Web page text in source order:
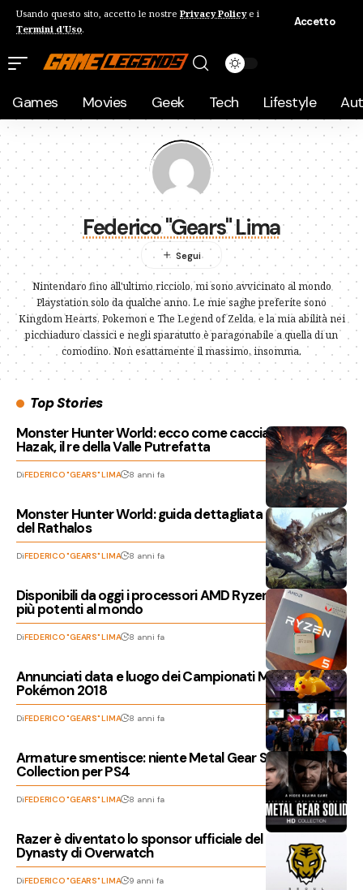
Usando questo sito, accetto le nostre Privacy Policye i
Termini d'Uso.
Accetto
Games Movies Geek Tech Lifestyle
Federico "Gears" Lima
Nintendaro fino all'ultimo ricciolo, mi sono avvicinato al mondo
Playstation solo da qualche anno. Le mie saghe preferite sono
Kingdom Hearts, Pokemon e The Legend of Zelda, e la mia abilità nei
picchiaduro classici e negli sparatutto è paragonabile a quella di un
comodino. Non esattamente il massimo, insomma.
Top Stories
Monster Hunter World: ecco come cacciare il Vaal
Hazak, il re della Valle Putrefatta
DiFEDERICO "GEARS" LIMA 8 anni fa
Monster Hunter World: guida dettagliata alla caccia
del Rathalos
DiFEDERICO "GEARS" LIMA 8 anni fa
Disponibili da oggi i processori AMD Ryzen 5 2400G, i
più potenti al mondo
DiFEDERICO "GEARS" LIMA 8 anni fa
Annunciati data e luogo dei Campionati Mondiali di
Pokémon 2018
DiFEDERICO "GEARS" LIMA 8 anni fa
Armature smentisce: niente Metal Gear Solid HD
Collection per PS4
DiFEDERICO "GEARS" LIMA 8 anni fa
Razer è diventato lo sponsor ufficiale del team Seoul
Dynasty di Overwatch
DiFEDERICO "GEARS" LIMA 9 anni fa